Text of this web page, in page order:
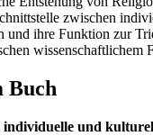
zwischen
und ihre Funktion zur
wissenschaftlichem
Buch
individuelle und